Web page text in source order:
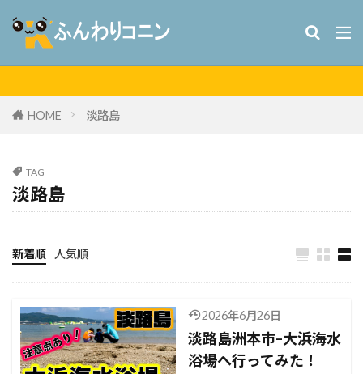
HOME 淡路島
TAG
淡路島
新着順 人気順
2026年6月26日
淡路島洲本市–大浜海水
浴場へ行ってみた！